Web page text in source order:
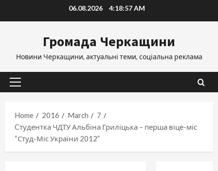
06.08.2026 4:18:58 AM
Громада Черкащини
Новини Черкащини, актуальні теми, соціальна реклама
Primary
Home
2016 March
7
Cтудентка ЧДТУ Альбіна Гриліцька – перша віце-міс
“Студ-Міс України 2012”